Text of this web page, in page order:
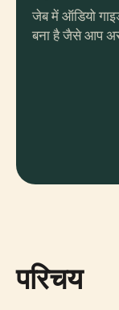
जेब में ऑडियो
बना है जैसे आप
परिचय